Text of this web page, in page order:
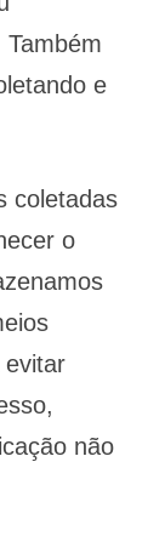
e
coletadas
o
evitar
não